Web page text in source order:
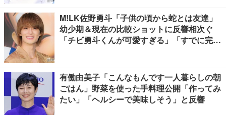
M!LK佐野勇斗「子供の頃から蛇とは友達」
幼少期＆現在の比較ショットに反響相次ぐ
「チビ勇斗くんが可愛すぎる」「すでに完成
有働由美子「こんなもんです一人暮らしの朝
ごはん」野菜を使った手料理公開「作ってみ
たい」「ヘルシーで美味しそう」と反響